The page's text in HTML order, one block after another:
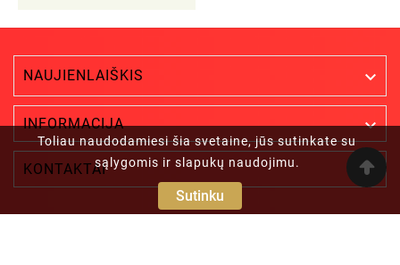
Toliau naudodamiesi šia svetaine, jūs sutinkate su
sąlygomis ir slapukų naudojimu.
Sutinku
NAUJIENLAIŠKIS 
INFORMACIJA 
KONTAKTAI 